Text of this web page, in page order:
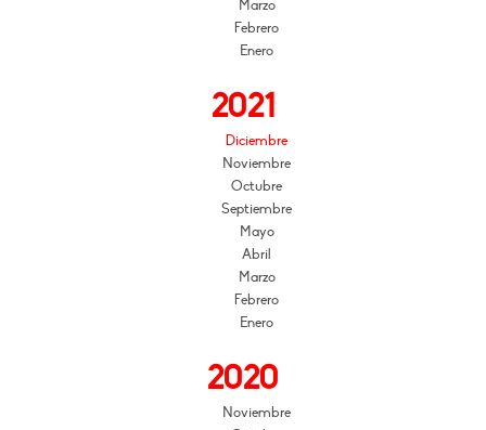
Marzo
Febrero
Enero
2021
Diciembre
Noviembre
Octubre
Septiembre
Mayo
Abril
Marzo
Febrero
Enero
2020
Noviembre